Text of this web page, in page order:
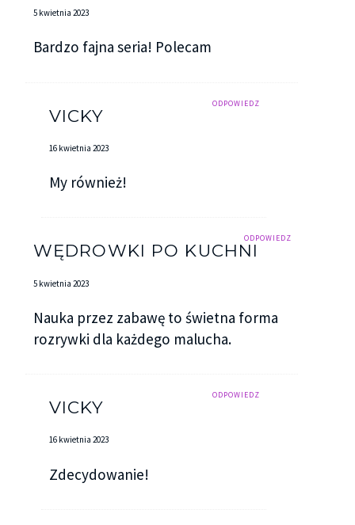
5 kwietnia 2023
Bardzo fajna seria! Polecam
ODPOWIEDZ
VICKY
16 kwietnia 2023
My również!
ODPOWIEDZ
WĘDROWKI PO KUCHNI
5 kwietnia 2023
Nauka przez zabawę to świetna forma
rozrywki dla każdego malucha.
ODPOWIEDZ
VICKY
16 kwietnia 2023
Zdecydowanie!